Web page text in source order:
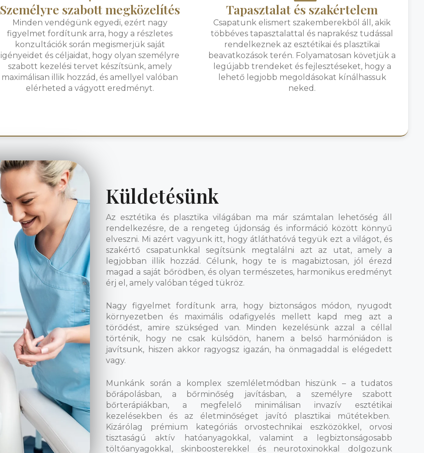
Személyre szabott megközelítés
Minden vendégünk egyedi, ezért nagy
figyelmet fordítunk arra, hogy a részletes
konzultációk során megismerjük saját
igényeidet és céljaidat, hogy olyan személyre
szabott kezelési tervet készítsünk, amely
maximálisan illik hozzád, és amellyel valóban
elérheted a vágyott eredményt.
Tapasztalat és szakértelem
Csapatunk elismert szakemberekből áll, akik
többéves tapasztalattal és naprakész tudással
rendelkeznek az esztétikai és plasztikai
beavatkozások terén. Folyamatosan követjük a
legújabb trendeket és fejlesztéseket, hogy a
lehető legjobb megoldásokat kínálhassuk
neked.
Küldetésünk
Az esztétika és plasztika világában ma már számtalan lehetőség áll
rendelkezésre, de a rengeteg újdonság és információ között könnyű
elveszni. Mi azért vagyunk itt, hogy átláthatóvá tegyük ezt a világot, és
szakértő csapatunkkal segítsünk megtalálni azt az utat, amely a
legjobban illik hozzád. Célunk, hogy te is magabiztosan, jól érezd
magad a saját bőrödben, és olyan természetes, harmonikus eredményt
érj el, amely valóban téged tükröz.
Nagy figyelmet fordítunk arra, hogy biztonságos módon, nyugodt
környezetben és maximális odafigyelés mellett kapd meg azt a
törődést, amire szükséged van. Minden kezelésünk azzal a céllal
történik, hogy ne csak külsődön, hanem a belső harmóniádon is
javítsunk, hiszen akkor ragyogsz igazán, ha önmagaddal is elégedett
vagy.
Munkánk során a komplex szemléletmódban hiszünk – a tudatos
bőrápolásban, a bőrminőség javításban, a személyre szabott
bőrterápiákban, a megfelelő minimálisan invazív esztétikai
kezelésekben és az életminőséget javító plasztikai műtétekben.
Kizárólag prémium kategóriás orvostechnikai eszközökkel, orvosi
tisztaságú aktív hatóanyagokkal, valamint a legbiztonságosabb
töltőanyagokkal, skinboosterekkel és neurotoxinokkal dolgozunk